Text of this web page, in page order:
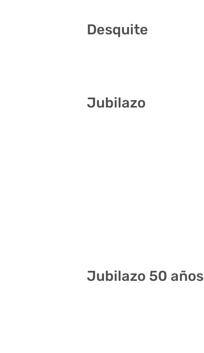
Desquite
Jubilazo
Jubilazo 50 años